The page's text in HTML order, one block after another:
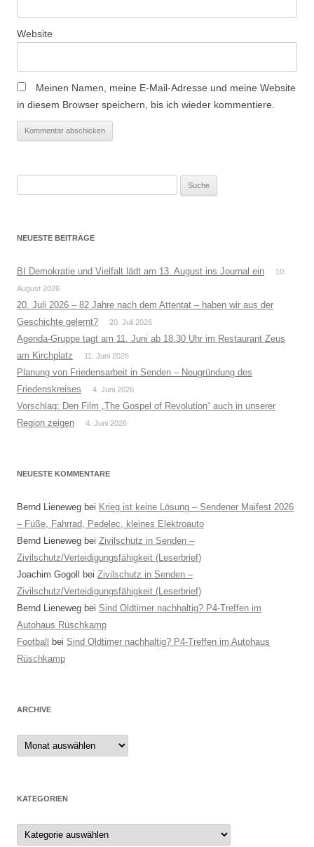
Website
Meinen Namen, meine E-Mail-Adresse und meine Website
in diesem Browser speichern, bis ich wieder kommentiere.
NEUESTE BEITRÄGE
BI Demokratie und Vielfalt lädt am 13. August ins Journal ein
10.
August 2026
20. Juli 2026 – 82 Jahre nach dem Attentat – haben wir aus der
Geschichte gelernt?
20. Juli 2026
Agenda-Gruppe tagt am 11. Juni ab 18.30 Uhr im Restaurant Zeus
am Kirchplatz
11. Juni 2026
Planung von Friedensarbeit in Senden – Neugründung des
Friedenskreises
4. Juni 2026
Vorschlag: Den Film „The Gospel of Revolution“ auch in unserer
Region zeigen
4. Juni 2026
NEUESTE KOMMENTARE
Bernd Lieneweg bei Krieg ist keine Lösung – Sendener Maifest 2026
– Füße, Fahrrad, Pedelec, kleines Elektroauto
Bernd Lieneweg bei Zivilschutz in Senden –
Zivilschutz/Verteidigungsfähigkeit (Leserbrief)
Joachim Gogoll
bei Zivilschutz in Senden –
Zivilschutz/Verteidigungsfähigkeit (Leserbrief)
Bernd Lieneweg bei Sind Oldtimer nachhaltig? P4-Treffen im
Autohaus Rüschkamp
Football
bei Sind Oldtimer nachhaltig? P4-Treffen im Autohaus
Rüschkamp
ARCHIVE
Archive
KATEGORIEN
Kategorien